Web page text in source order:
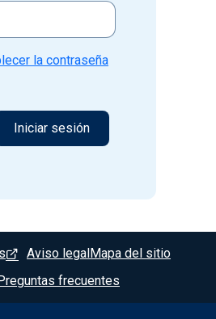
la contraseña
Aviso legal Mapa del sitio
Preguntas frecuentes